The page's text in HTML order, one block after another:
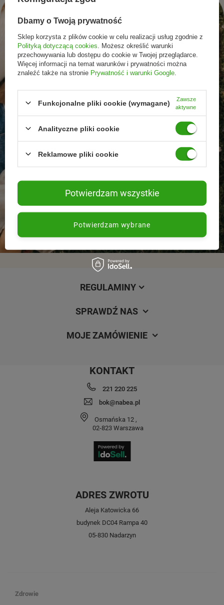
Promocje tylko dla
subskrybentów
Nowości przed
premierą
Rezygnacja w każdej
chwili
REGULAMINY
SPRAWDŹ NAS
MOJE ZAMÓWIENIE
KONTAKT
221 220 225
bok@nabea.pl
Osmańska 12 ,
02-823 Warszawa
ADRES ZWROTU
Aleja Katowicka 66
budynek DC04 Rampa 40
05-830 Nadarzyn
Zdrowie
Dbamy o Twoją prywatność
Sklep korzysta z plików cookie w celu realizacji usług zgodnie z
Polityką dotyczącą cookies . Możesz określić warunki
przechowywania lub dostępu do cookie w Twojej przeglądarce.
Więcej informacji na temat warunków i prywatności można
znaleźć także na stronie Prywatność i warunki Google
Funkcjonalne pliki cookie (wymagane)
Zawsze
aktywne
Analityczne pliki cookie
Reklamowe pliki cookie
Potwierdzam wybrane
Potwierdzam wszystkie